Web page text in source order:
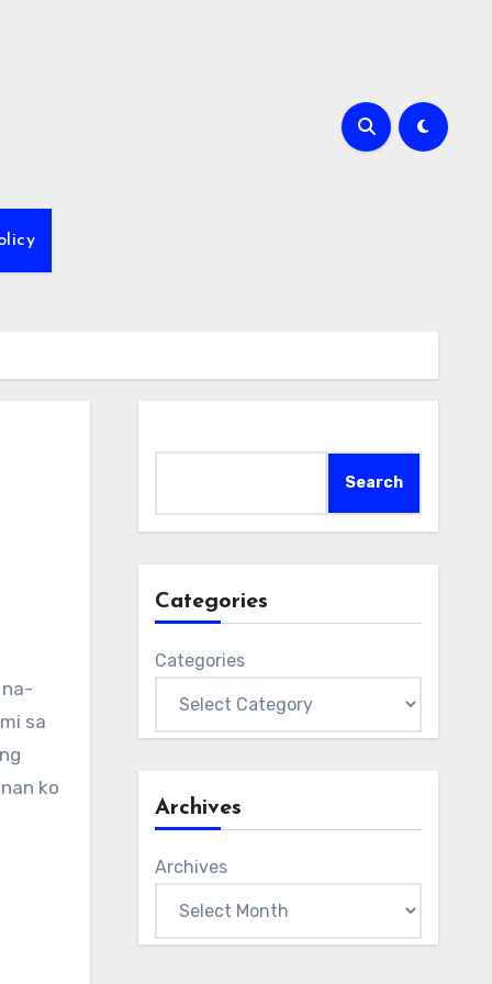
sa
ko
Search
Categories
Categories
Archives
Archives